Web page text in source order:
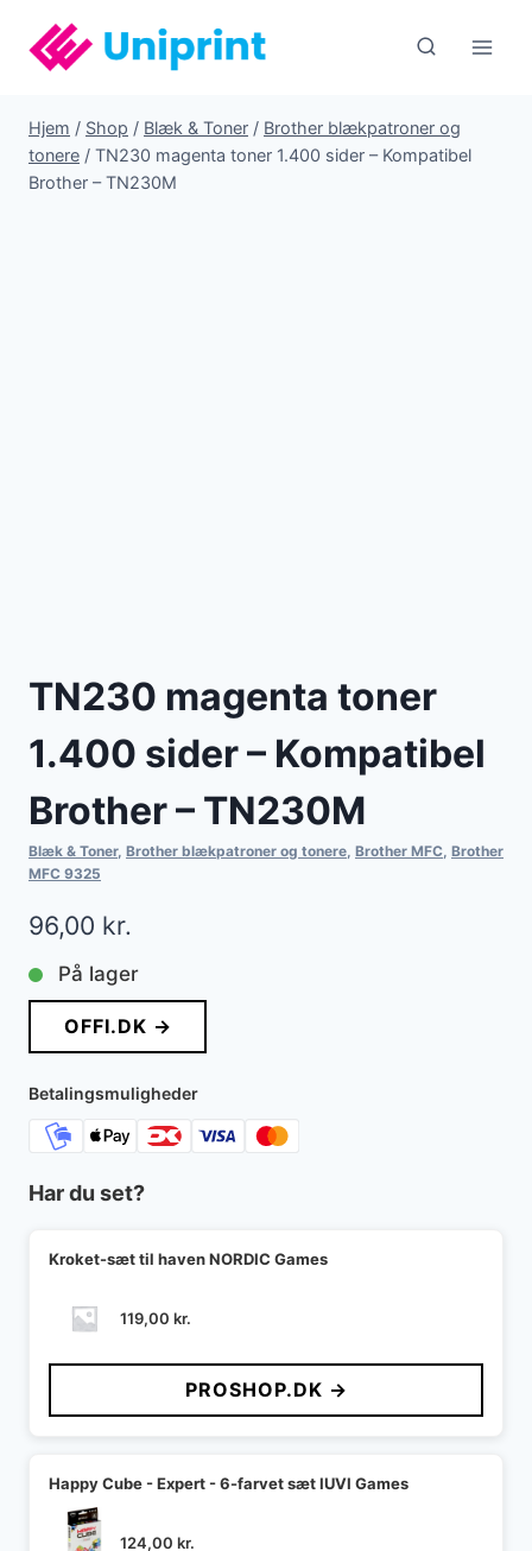
indhold
Hjem / Shop / Blæk & Toner / Brother blækpatroner og
tonere / TN230 magenta toner 1.400 sider – Kompatibel
Brother – TN230M
TN230 magenta toner
1.400 sider – Kompatibel
Brother – TN230M
Blæk & Toner, Brother blækpatroner og tonere, Brother MFC, Brother
MFC 9325
96,00 kr.
På lager
OFFI.DK →
Betalingsmuligheder
Har du set?
Kroket-sæt til haven NORDIC Games
119,00 kr.
PROSHOP.DK →
Happy Cube - Expert - 6-farvet sæt IUVI Games
124,00 kr.